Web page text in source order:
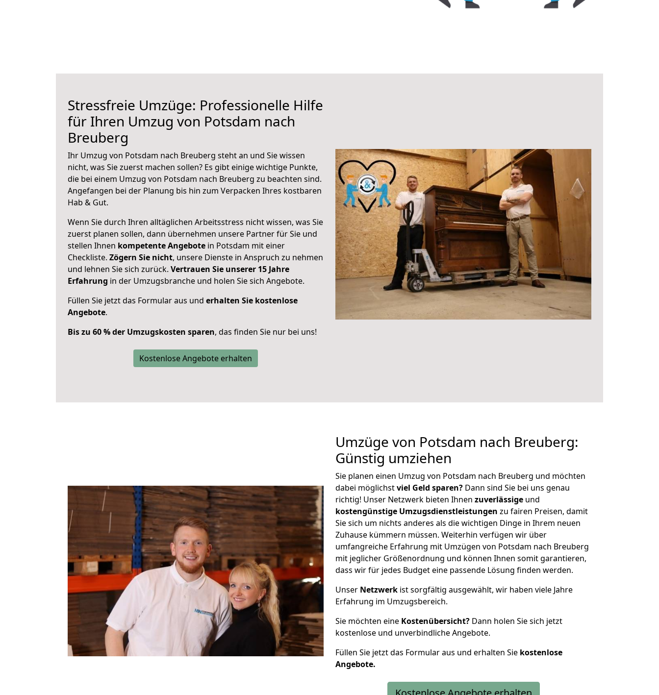
Stressfreie Umzüge: Professionelle Hilfe
für Ihren Umzug von Potsdam nach
Breuberg
Ihr Umzug von Potsdam nach Breuberg steht an und Sie wissen
nicht, was Sie zuerst machen sollen? Es gibt einige wichtige Punkte,
die bei einem Umzug von Potsdam nach Breuberg zu beachten sind.
Angefangen bei der Planung bis hin zum Verpacken Ihres kostbaren
Hab & Gut.
Wenn Sie durch Ihren alltäglichen Arbeitsstress nicht wissen, was Sie
zuerst planen sollen, dann übernehmen unsere Partner für Sie und
stellen Ihnen kompetente Angebote in Potsdam mit einer
Checkliste. Zögern Sie nicht, unsere Dienste in Anspruch zu nehmen
und lehnen Sie sich zurück. Vertrauen Sie unserer 15 Jahre
Erfahrung in der Umzugsbranche und holen Sie sich Angebote.
Füllen Sie jetzt das Formular aus und erhalten Sie kostenlose
Angebote.
Bis zu 60 % der Umzugskosten sparen, das finden Sie nur bei uns!
Kostenlose Angebote erhalten
Umzüge von Potsdam nach Breuberg:
Günstig umziehen
Sie planen einen Umzug von Potsdam nach Breuberg und möchten
dabei möglichstviel Geld sparen? Dann sind Sie bei uns genau
richtig! Unser Netzwerk bieten Ihnen zuverlässige und
kostengünstige Umzugsdienstleistungen zu fairen Preisen, damit
Sie sich um nichts anderes als die wichtigen Dinge in Ihrem neuen
Zuhause kümmern müssen. Weiterhin verfügen wir über
umfangreiche Erfahrung mit Umzügen von Potsdam nach Breuberg
mit jeglicher Größenordnung und können Ihnen somit garantieren,
dass wir für jedes Budget eine passende Lösung finden werden.
Unser Netzwerk ist sorgfältig ausgewählt, wir haben viele Jahre
Erfahrung im Umzugsbereich.
Sie möchten eine Kostenübersicht? Dann holen Sie sich jetzt
kostenlose und unverbindliche Angebote.
Füllen Sie jetzt das Formular aus und erhalten Sie kostenlose
Angebote.